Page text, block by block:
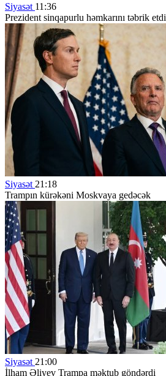
Siyasət 11:36
Prezident sinqapurlu həmkarını təbrik etdi
Siyasət 21:18
Trampın kürəkəni Moskvaya gedəcək
Siyasət 21:00
İlham Əliyev Trampa məktub göndərdi